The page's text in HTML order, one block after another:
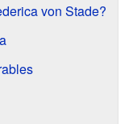
von Stade?